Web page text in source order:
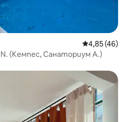
Средна
4,85 (46)
(Кемпес, Санаториум А.)